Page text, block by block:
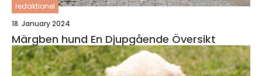
redaktionel
18. January 2024
Märgben hund En Djupgående Översikt